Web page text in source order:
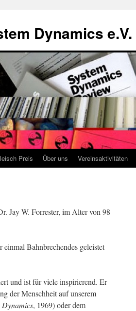
Dynamics e.V.
Preis Über uns Vereinsaktivitäten
Jay W. Forrester, im Alter von 98
Bahnbrechendes geleistet
und ist für viele inspirierend. Er
der Menschheit auf unserem
, 1969) oder dem